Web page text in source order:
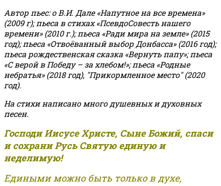
Автор пьес: о В.И. Дале «Напутное на все времена»
(2009 г); пьеса в стихах «ПсевдоСовесть нашего
времени» (2010 г.); пьеса «Ради мира на земле» (2015
год); пьеса «Отвоёванный выбор Донбасса» (2016 год);
пьеса рождественская сказка «Вернуть папу»; пьеса
«С верой в Победу – за хлебом!»;пьеса «Родные
небратья» (2018 год), "Прикормленное место" (2020
год).
На стихи написано много душевных и духовных
песен.
Господи Иисусе Христе, Сыне Божий, спаси
и сохрани Русь Святую единую и
неделимую!
Едиными можно быть только в духе,